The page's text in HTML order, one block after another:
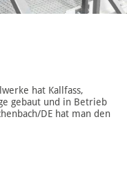
hat Kallfass,
gebaut und in Betrieb
DE hat man den